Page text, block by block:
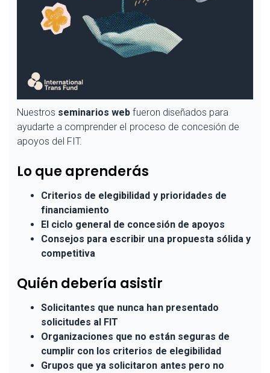
Nuestros seminarios web fueron diseñados para
ayudarte a comprender el proceso de concesión de
apoyos del FIT.
Lo que aprenderás
Criterios de elegibilidad y prioridades de
financiamiento
El ciclo general de concesión de apoyos
Consejos para escribir una propuesta sólida y
competitiva
Quién debería asistir
Solicitantes que nunca han presentado
solicitudes al FIT
Organizaciones que no están seguras de
cumplir con los criterios de elegibilidad
Grupos que ya solicitaron antes pero no